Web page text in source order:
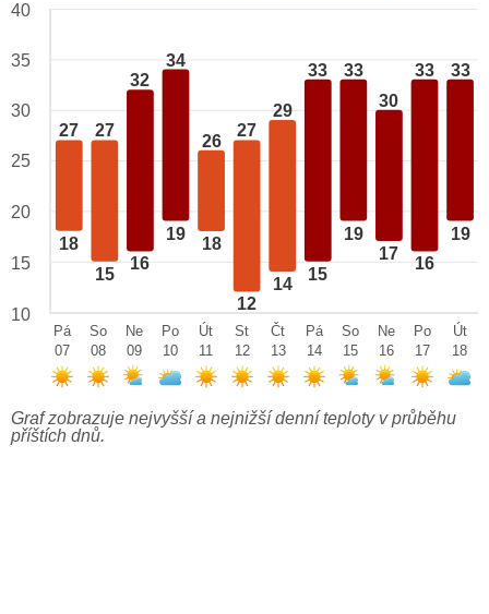
27
18
27
15
32
16
34
19
26
18
27
12
29
14
33
15
33
19
30
17
33
16
33
19
40
35
30
25
20
15
10
Pá
07
So
08
Ne
09
Po
10
Út
11
St
12
Čt
13
Pá
14
So
15
Ne
16
Po
17
Út
18
Graf zobrazuje nejvyšší a nejnižší denní teploty v průběhu
příštích dnů.